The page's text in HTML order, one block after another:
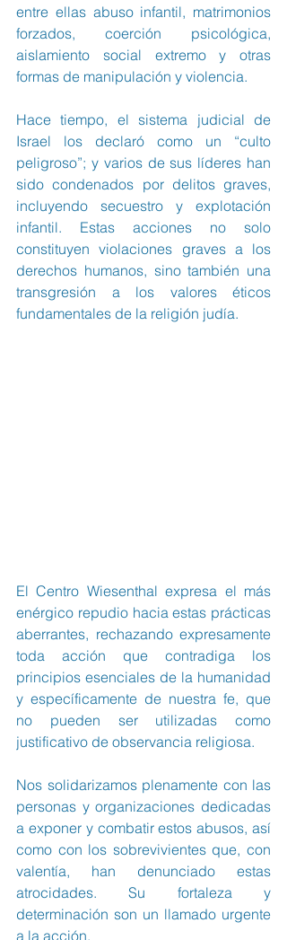
entre ellas abuso infantil, matrimonios
forzados, coerción psicológica,
aislamiento social extremo y otras
formas de manipulación y violencia.
Hace tiempo, el sistema judicial de
Israel los declaró como un “culto
peligroso”; y varios de sus líderes han
sido condenados por delitos graves,
incluyendo secuestro y explotación
infantil. Estas acciones no solo
constituyen violaciones graves a los
derechos humanos, sino también una
transgresión a los valores éticos
fundamentales de la religión judía.
El Centro Wiesenthal expresa el más
enérgico repudio hacia estas prácticas
aberrantes, rechazando expresamente
toda acción que contradiga los
principios esenciales de la humanidad
y específicamente de nuestra fe, que
no pueden ser utilizadas como
justificativo de observancia religiosa.
Nos solidarizamos plenamente con las
personas y organizaciones dedicadas
a exponer y combatir estos abusos, así
como con los sobrevivientes que, con
valentía, han denunciado estas
atrocidades. Su fortaleza y
determinación son un llamado urgente
a la acción.